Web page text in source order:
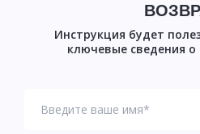
Инструкция будет
ключевые сведения